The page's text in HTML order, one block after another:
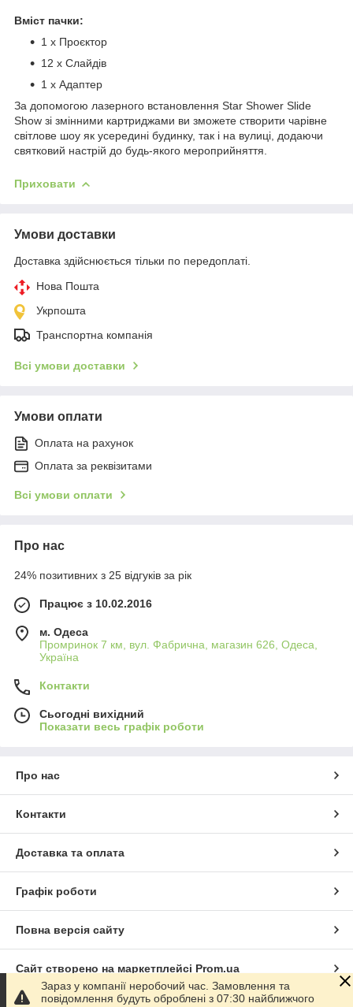
Вміст пачки:
1 x Проєктор
12 x Слайдів
1 x Адаптер
За допомогою лазерного встановлення Star Shower Slide
Show зі змінними картриджами ви зможете створити чарівне
світлове шоу як усередині будинку, так і на вулиці, додаючи
святковий настрій до будь-якого мероприйняття.
Приховати
Умови доставки
Доставка здійснюється тільки по передоплаті.
Нова Пошта
Укрпошта
Транспортна компанія
Всі умови доставки
Умови оплати
Оплата на рахунок
Оплата за реквізитами
Всі умови оплати
Про нас
24% позитивних з 25 відгуків за рік
Працює з 10.02.2016
м. Одеса
Промринок 7 км, вул. Фабрична, магазин 626, Одеса,
Україна
Контакти
Сьогодні вихідний
Показати весь графік роботи
Про нас
Контакти
Доставка та оплата
Графік роботи
Повна версія сайту
Сайт створено на маркетплейсі Prom.ua
Зараз у компанії неробочий час. Замовлення та
повідомлення будуть оброблені з 07:30 найближчого